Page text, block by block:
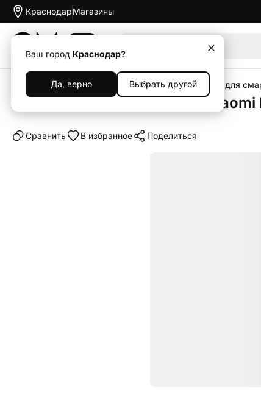
Краснодар
Ваш город Краснодар?
Да, верно Выбрать другой
Магазины
Каталог Аксессуары Чехлы Чехлы для
Клип-кейс (накладка) для
Cравнить В избранное Поделиться